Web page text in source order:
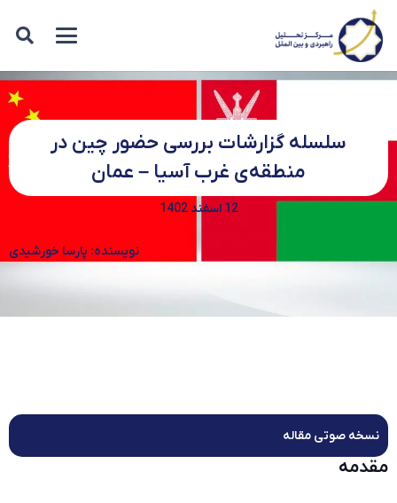
سلسله گزارشات بررسی حضور چین در
منطقه‌ی غرب آسیا – عمان
12 اسفند 1402
نویسنده: پارسا خورشیدی
نسخه صوتی مقاله
مقدمه